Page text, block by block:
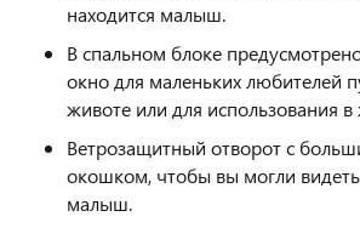
находится малыш.
В спальном блоке
окно для маленьких любителей
животе или для использования
Ветрозащитный отворот с
окошком, чтобы вы могли
малыш.